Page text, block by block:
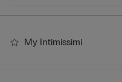
My Intimissimi